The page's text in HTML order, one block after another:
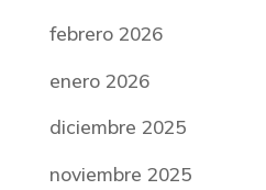
febrero 2026
enero 2026
diciembre 2025
noviembre 2025